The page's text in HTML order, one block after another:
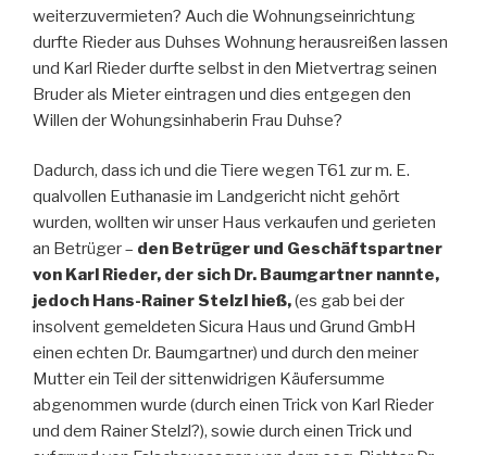
weiterzuvermieten? Auch die Wohnungseinrichtung
durfte Rieder aus Duhses Wohnung herausreißen lassen
und Karl Rieder durfte selbst in den Mietvertrag seinen
Bruder als Mieter eintragen und dies entgegen den
Willen der Wohungsinhaberin Frau Duhse?
Dadurch, dass ich und die Tiere wegen T61 zur m. E.
qualvollen Euthanasie im Landgericht nicht gehört
wurden, wollten wir unser Haus verkaufen und gerieten
an Betrüger – den Betrüger und Geschäftspartner
von Karl Rieder, der sich Dr. Baumgartner nannte,
jedoch Hans-Rainer Stelzl hieß,(es gab bei der
insolvent gemeldeten Sicura Haus und Grund GmbH
einen echten Dr. Baumgartner) und durch den meiner
Mutter ein Teil der sittenwidrigen Käufersumme
abgenommen wurde (durch einen Trick von Karl Rieder
und dem Rainer Stelzl?), sowie durch einen Trick und